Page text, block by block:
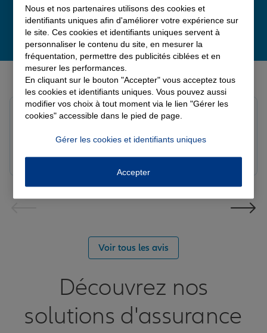
Derniers avis de nos agences Allianz
louna p.
Voir tous les avis
Découvrez nos
solutions d'assurance
Nous et nos partenaires utilisons des cookies et
identifiants uniques afin d'améliorer votre expérience sur
le site. Ces cookies et identifiants uniques servent à
personnaliser le contenu du site, en mesurer la
fréquentation, permettre des publicités ciblées et en
mesurer les performances.
En cliquant sur le bouton "Accepter" vous acceptez tous
les cookies et identifiants uniques. Vous pouvez aussi
modifier vos choix à tout moment via le lien "Gérer les
cookies" accessible dans le pied de page.
Gérer les cookies et identifiants uniques
Accepter